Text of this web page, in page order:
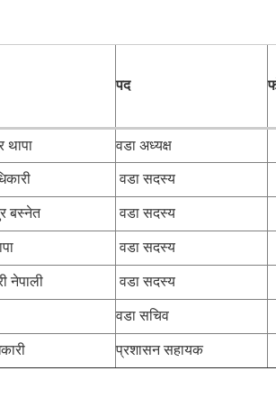
पद
थापा वडा अध्यक्ष
वडा सदस्य
बस्नेत वडा सदस्य
वडा सदस्य
नेपाली वडा सदस्य
वडा सचिव
प्रशासन सहायक